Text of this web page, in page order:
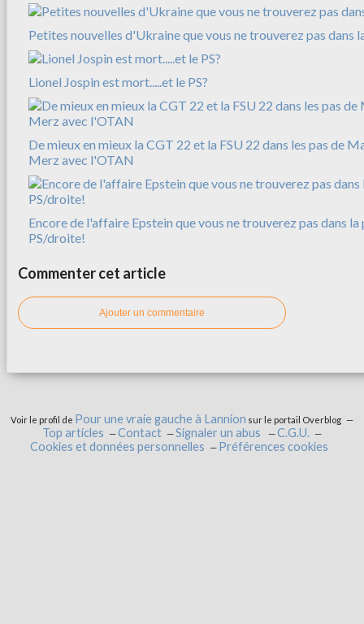
Petites nouvelles d'Ukraine que vous ne trouverez pas dans
Lionel Jospin est mort.....et le PS?
De mieux en mieux la CGT 22 et la FSU 22 dans les pas de
Merz avec l'OTAN
Encore de l'affaire Epstein que vous ne trouverez pas dans
PS/droite!
Commenter cet article
Ajouter un commentaire
Voir le profil de Pour une vraie gauche à Lannion sur le portail Overblog
Top articles Contact Signaler un abus
C.G.U.
Cookies et données personnelles
Préférences cookies